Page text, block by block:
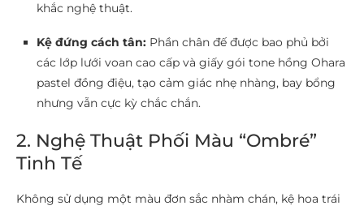
khắc nghệ thuật.
Kệ đứng cách tân: Phần chân đế được bao phủ bởi
các lớp lưới voan cao cấp và giấy gói tone hồng Ohara
pastel đồng điệu, tạo cảm giác nhẹ nhàng, bay bổng
nhưng vẫn cực kỳ chắc chắn.
2. Nghệ Thuật Phối Màu “Ombré”
Tinh Tế
Không sử dụng một màu đơn sắc nhàm chán, kệ hoa trái